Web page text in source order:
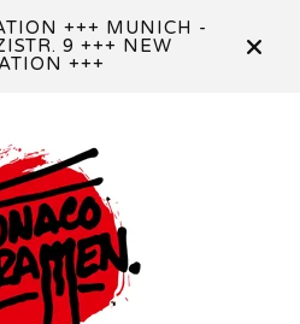
+++ MUNICH -
9 +++ NEW
+++